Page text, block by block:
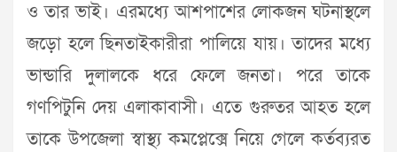
ও তার ভাই। এরমধ্যে আশপাশের লোকজন ঘটনাস্থলে
জড়ো হলে ছিনতাইকারীরা পালিয়ে যায়। তাদের মধ্যে
ভান্ডারি দুলালকে ধরে ফেলে জনতা। পরে তাকে
গণপিটুনি দেয় এলাকাবাসী। এতে গুরুতর আহত হলে
তাকে উপজেলা স্বাস্থ্য কমপ্লেক্সে নিয়ে গেলে কর্তব্যরত